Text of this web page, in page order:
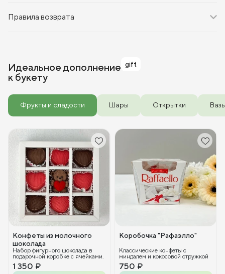
Правила возврата
Идеальное дополнение
к букету
gift
Фрукты и сладости Шары Открытки
Конфеты из молочного
шоколада
Набор фигурного шоколада в
подарочной коробке с ячейками.
1 350 ₽
Коробочка "Рафаэлло"
Классические конфеты с
миндалем и кокосовой стружкой
750 ₽